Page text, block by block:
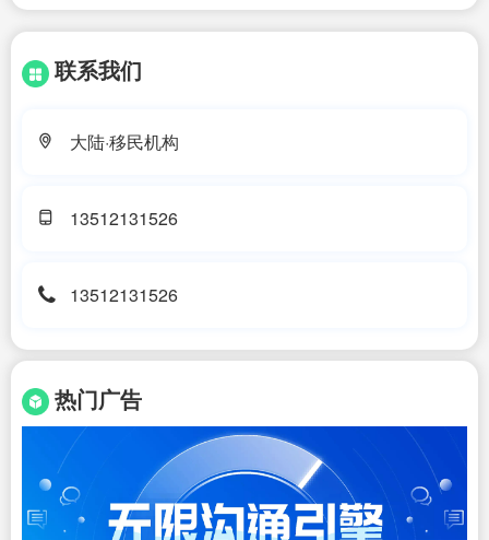
联系我们
大陆·移民机构
13512131526
13512131526
热门广告